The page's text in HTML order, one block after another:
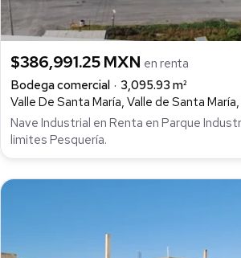
$386,991.25 MXN en renta
Bodega comercial
3,095.93 m²
Valle De Santa María, Valle de Santa
Nave Industrial en Renta en Parque
limites Pesquería.